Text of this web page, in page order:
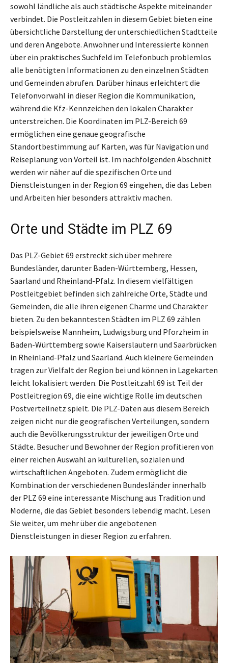
sowohl ländliche als auch städtische Aspekte miteinander
verbindet. Die Postleitzahlen in diesem Gebiet bieten eine
übersichtliche Darstellung der unterschiedlichen Stadtteile
und deren Angebote. Anwohner und Interessierte können
über ein praktisches Suchfeld im Telefonbuch problemlos
alle benötigten Informationen zu den einzelnen Städten
und Gemeinden abrufen. Darüber hinaus erleichtert die
Telefonvorwahl in dieser Region die Kommunikation,
während die Kfz-Kennzeichen den lokalen Charakter
unterstreichen. Die Koordinaten im PLZ-Bereich 69
ermöglichen eine genaue geografische
Standortbestimmung auf Karten, was für Navigation und
Reiseplanung von Vorteil ist. Im nachfolgenden Abschnitt
werden wir näher auf die spezifischen Orte und
Dienstleistungen in der Region 69 eingehen, die das Leben
und Arbeiten hier besonders attraktiv machen.
Orte und Städte im PLZ 69
Das PLZ-Gebiet 69 erstreckt sich über mehrere
Bundesländer, darunter Baden-Württemberg, Hessen,
Saarland und Rheinland-Pfalz. In diesem vielfältigen
Postleitgebiet befinden sich zahlreiche Orte, Städte und
Gemeinden, die alle ihren eigenen Charme und Charakter
bieten. Zu den bekanntesten Städten im PLZ 69 zählen
beispielsweise Mannheim, Ludwigsburg und Pforzheim in
Baden-Württemberg sowie Kaiserslautern und Saarbrücken
in Rheinland-Pfalz und Saarland. Auch kleinere Gemeinden
tragen zur Vielfalt der Region bei und können in Lagekarten
leicht lokalisiert werden. Die Postleitzahl 69 ist Teil der
Postleitregion 69, die eine wichtige Rolle im deutschen
Postverteilnetz spielt. Die PLZ-Daten aus diesem Bereich
zeigen nicht nur die geografischen Verteilungen, sondern
auch die Bevölkerungsstruktur der jeweiligen Orte und
Städte. Besucher und Bewohner der Region profitieren von
einer reichen Auswahl an kulturellen, sozialen und
wirtschaftlichen Angeboten. Zudem ermöglicht die
Kombination der verschiedenen Bundesländer innerhalb
der PLZ 69 eine interessante Mischung aus Tradition und
Moderne, die das Gebiet besonders lebendig macht. Lesen
Sie weiter, um mehr über die angebotenen
Dienstleistungen in dieser Region zu erfahren.